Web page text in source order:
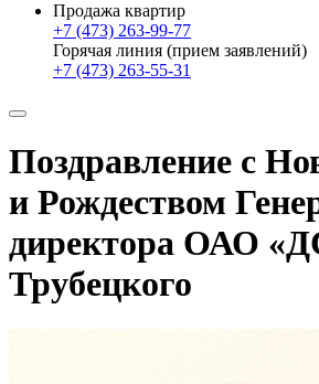
Продажа квартир
+7 (473) 263-99-77
Горячая линия (прием заявлений)
+7 (473) 263-55-31
Поздравление с
и Рождеством
директора ОАО
Трубецкого